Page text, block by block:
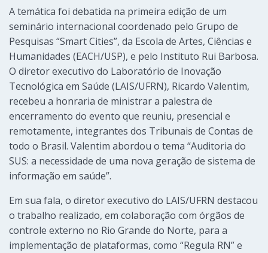
A temática foi debatida na primeira edição de um
seminário internacional coordenado pelo Grupo de
Pesquisas “Smart Cities”, da Escola de Artes, Ciências e
Humanidades (EACH/USP), e pelo Instituto Rui Barbosa.
O diretor executivo do Laboratório de Inovação
Tecnológica em Saúde (LAIS/UFRN), Ricardo Valentim,
recebeu a honraria de ministrar a palestra de
encerramento do evento que reuniu, presencial e
remotamente, integrantes dos Tribunais de Contas de
todo o Brasil. Valentim abordou o tema “Auditoria do
SUS: a necessidade de uma nova geração de sistema de
informação em saúde”.
Em sua fala, o diretor executivo do LAIS/UFRN destacou
o trabalho realizado, em colaboração com órgãos de
controle externo no Rio Grande do Norte, para a
implementação de plataformas, como “Regula RN” e